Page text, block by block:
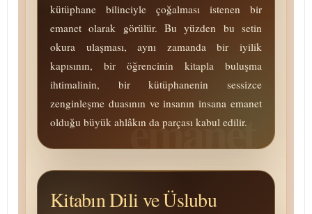
kütüphane bilinciyle çoğalması istenen bir
emanet olarak görülür. Bu yüzden bu setin
okura ulaşması, aynı zamanda bir iyilik
kapısının, bir öğrencinin kitapla buluşma
ihtimalinin, bir kütüphanenin sessizce
zenginleşme duasının ve insanın insana emanet
olduğu büyük ahlâkın da parçası kabul edilir.
Kitabın Dili ve Üslubu